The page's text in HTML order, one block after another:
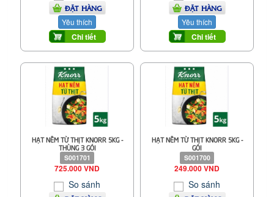
ĐẶT HÀNG
Yêu thích
Chi tiết
ĐẶT HÀNG
Yêu thích
Chi tiết
HẠT NÊM TỪ THỊT KNORR 5KG -
THÙNG 3 GÓI
S001701
725.000 VND
So sánh
HẠT NÊM TỪ THỊT KNORR 5KG -
GÓI
S001700
249.000 VND
So sánh